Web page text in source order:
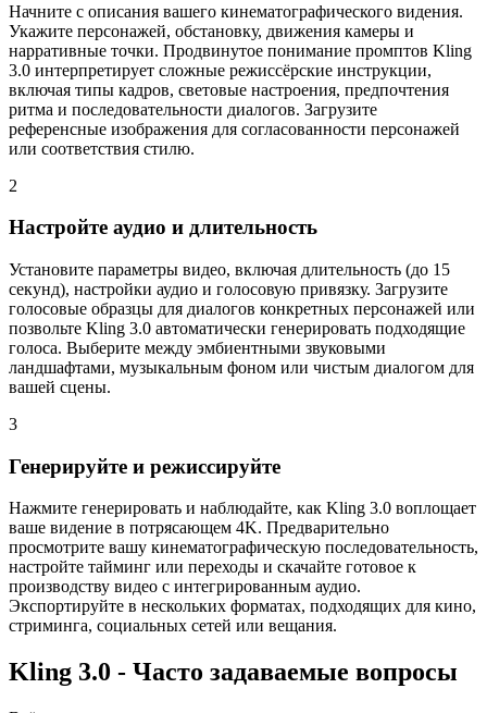
Начните с описания вашего кинематографического видения.
Укажите персонажей, обстановку, движения камеры и
нарративные точки. Продвинутое понимание промптов Kling
3.0 интерпретирует сложные режиссёрские инструкции,
включая типы кадров, световые настроения, предпочтения
ритма и последовательности диалогов. Загрузите
референсные изображения для согласованности персонажей
или соответствия стилю.
2
Настройте аудио и длительность
Установите параметры видео, включая длительность (до 15
секунд), настройки аудио и голосовую привязку. Загрузите
голосовые образцы для диалогов конкретных персонажей или
позвольте Kling 3.0 автоматически генерировать подходящие
голоса. Выберите между эмбиентными звуковыми
ландшафтами, музыкальным фоном или чистым диалогом для
вашей сцены.
3
Генерируйте и режиссируйте
Нажмите генерировать и наблюдайте, как Kling 3.0 воплощает
ваше видение в потрясающем 4K. Предварительно
просмотрите вашу кинематографическую последовательность,
настройте тайминг или переходы и скачайте готовое к
производству видео с интегрированным аудио.
Экспортируйте в нескольких форматах, подходящих для кино,
стриминга, социальных сетей или вещания.
Kling 3.0 - Часто задаваемые вопросы